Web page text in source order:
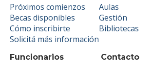
Próximos comienzos
Becas disponibles
Cómo inscribirte
Solicitá más información
Aulas
Gestión
Bibliotecas
Funcionarios Contacto